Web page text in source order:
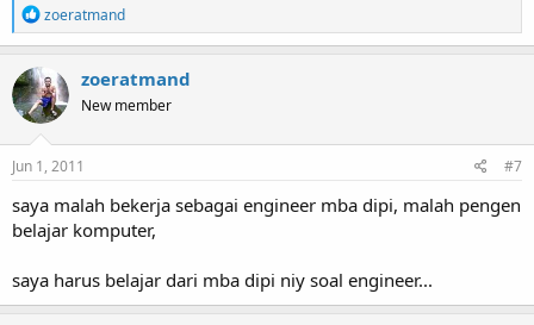
R
e
a
t
i
o
n
zoeratmand
zoeratmand
New member
Jun 1, 2011 #7
saya malah bekerja sebagai engineer mba dipi, malah pengen
belajar komputer,
saya harus belajar dari mba dipi niy soal engineer...